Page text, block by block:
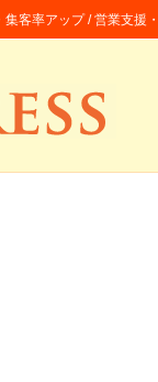
客率アップ / 営業支援